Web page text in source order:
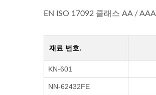
EN ISO 17092 클래스 AA /
재료 번호.
KN-601
NN-62432FE